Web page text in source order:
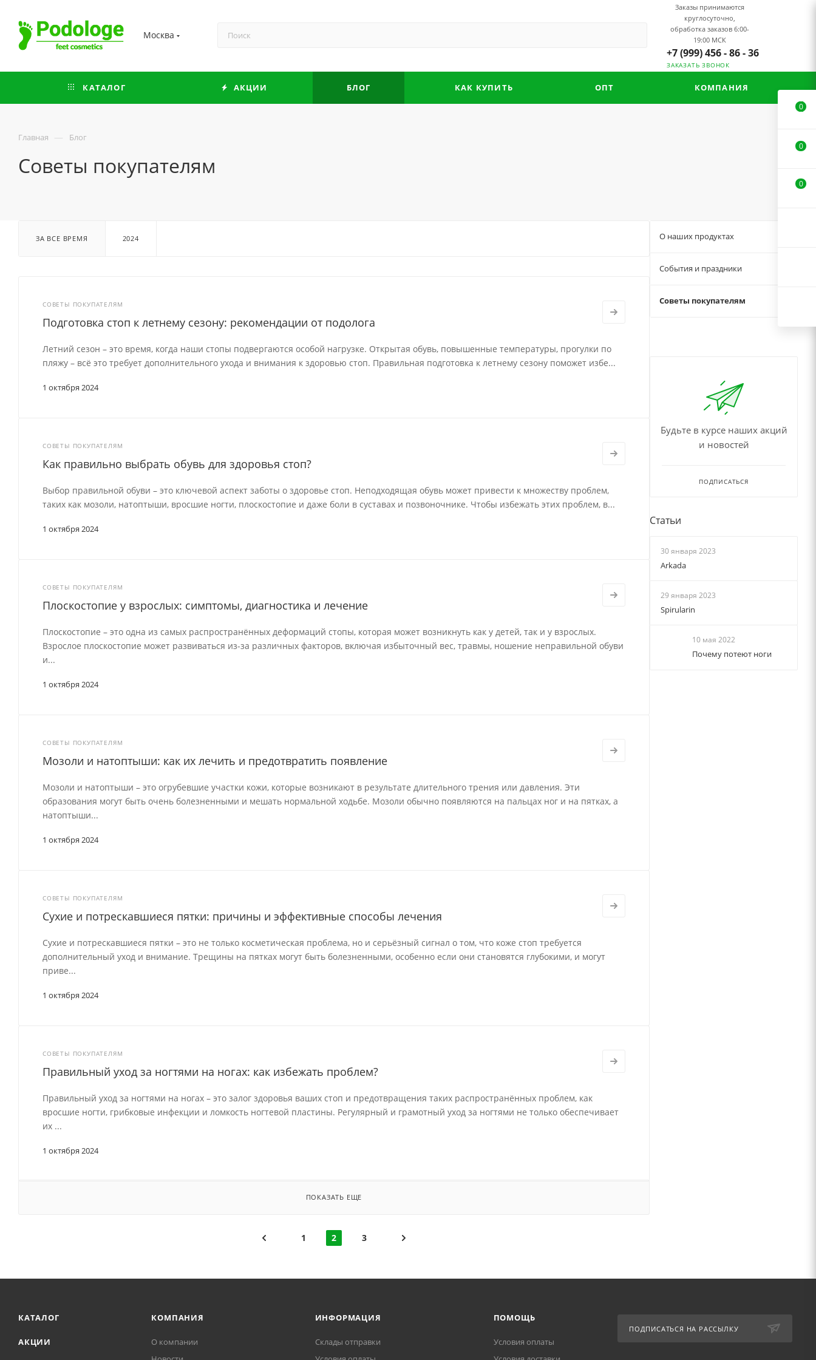
Москва
Заказы принимаются
круглосуточно,
обработка заказов 6:00-
19:00 МСК
+7 (999) 456 - 86 - 36
ЗАКАЗАТЬ ЗВОНОК
КАТАЛОГ АКЦИИ БЛОГ КАК КУПИТЬ ОПТ КОМПАНИЯ
Главная — Блог
Советы покупателям
ЗА ВСЕ ВРЕМЯ 2024
СОВЕТЫ ПОКУПАТЕЛЯМ
1 октября 2024
Подготовка стоп к летнему сезону: рекомендации от подолога
Летний сезон – это время, когда наши стопы подвергаются особой нагрузке. Открытая обувь, повышенные температуры, прогулки по
пляжу – всё это требует дополнительного ухода и внимания к здоровью стоп. Правильная подготовка к летнему сезону поможет избе...
СОВЕТЫ ПОКУПАТЕЛЯМ
1 октября 2024
Как правильно выбрать обувь для здоровья стоп?
Выбор правильной обуви – это ключевой аспект заботы о здоровье стоп. Неподходящая обувь может привести к множеству проблем,
таких как мозоли, натоптыши, вросшие ногти, плоскостопие и даже боли в суставах и позвоночнике. Чтобы избежать этих проблем, в...
СОВЕТЫ ПОКУПАТЕЛЯМ
1 октября 2024
Плоскостопие у взрослых: симптомы, диагностика и лечение
Плоскостопие – это одна из самых распространённых деформаций стопы, которая может возникнуть как у детей, так и у взрослых.
Взрослое плоскостопие может развиваться из-за различных факторов, включая избыточный вес, травмы, ношение неправильной обуви
и...
СОВЕТЫ ПОКУПАТЕЛЯМ
1 октября 2024
Мозоли и натоптыши: как их лечить и предотвратить появление
Мозоли и натоптыши – это огрубевшие участки кожи, которые возникают в результате длительного трения или давления. Эти
образования могут быть очень болезненными и мешать нормальной ходьбе. Мозоли обычно появляются на пальцах ног и на пятках, а
натоптыши...
СОВЕТЫ ПОКУПАТЕЛЯМ
1 октября 2024
Сухие и потрескавшиеся пятки: причины и эффективные способы лечения
Сухие и потрескавшиеся пятки – это не только косметическая проблема, но и серьёзный сигнал о том, что коже стоп требуется
дополнительный уход и внимание. Трещины на пятках могут быть болезненными, особенно если они становятся глубокими, и могут
приве...
СОВЕТЫ ПОКУПАТЕЛЯМ
1 октября 2024
Правильный уход за ногтями на ногах: как избежать проблем?
Правильный уход за ногтями на ногах – это залог здоровья ваших стоп и предотвращения таких распространённых проблем, как
вросшие ногти, грибковые инфекции и ломкость ногтевой пластины. Регулярный и грамотный уход за ногтями не только обеспечивает
их ...
ПОКАЗАТЬ ЕЩЕ
1 2 3
О наших продуктах
События и праздники
Советы покупателям
Будьте в курсе наших акций
и новостей
ПОДПИСАТЬСЯ
Статьи
30 января 2023
Arkada
29 января 2023
Spirularin
10 мая 2022
Почему потеют ноги
КАТАЛОГ
АКЦИИ
КОМПАНИЯ
О компании
ИНФОРМАЦИЯ
Склады отправки
ПОМОЩЬ
Условия оплаты
ПОДПИСАТЬСЯ НА РАССЫЛКУ
0
0
0